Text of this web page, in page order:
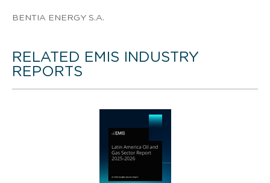
BENTIA ENERGY S.A.
RELATED EMIS INDUSTRY
REPORTS